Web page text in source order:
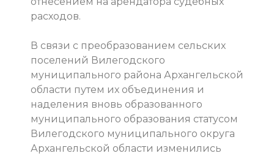
расходов.
В связи с преобразованием сельских
поселений Вилегодского
муниципального района Архангельской
области путем их объединения и
наделения вновь образованного
муниципального образования статусом
Вилегодского муниципального округа
Архангельской области изменились